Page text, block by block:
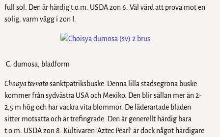
full sol. Den är härdig t.o.m. USDA zon 6. Väl värd att prova mot en
solig, varm vägg i zon I.
C. dumosa, bladform
Choisya ternatasanktpatriksbuske Denna lilla städsegröna buske
kommer från sydvästra USA och Mexiko. Den blir sällan mer än 2-
2,5 m hög och har vackra vita blommor. De läderartade bladen
sitter motsatta och är trefingrade. Den är generellt härdig bara
t.o.m. USDA zon 8. Kultivaren ’Aztec Pearl’ är dock något härdigare